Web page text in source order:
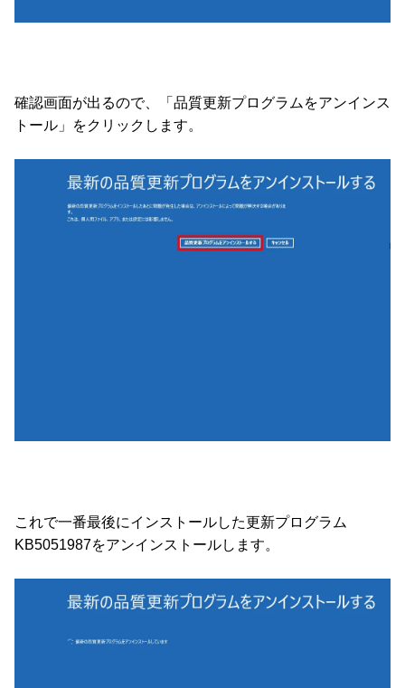
確認画面が出るので、「品質更新プログラムをアンインス
トール」をクリックします。
これで一番最後にインストールした更新プログラム
KB5051987をアンインストールします。